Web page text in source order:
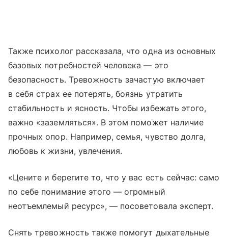
Также психолог рассказала, что одна из основных
базовых потребностей человека — это
безопасность. Тревожность зачастую включает
в себя страх ее потерять, боязнь утратить
стабильность и ясность. Чтобы избежать этого,
важно «заземляться». В этом поможет наличие
прочных опор. Например, семья, чувство долга,
любовь к жизни, увлечения.
«Цените и берегите то, что у вас есть сейчас: само
по себе понимание этого — огромный
неотъемлемый ресурс», — посоветовала эксперт.
Снять тревожность также помогут дыхательные